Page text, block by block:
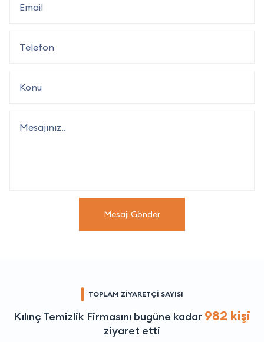
Mesajı Gönder
TOPLAM ZİYARETÇİ SAYISI
Kılınç Temizlik Firmasını bugüne kadar 982 kişi
ziyaret etti